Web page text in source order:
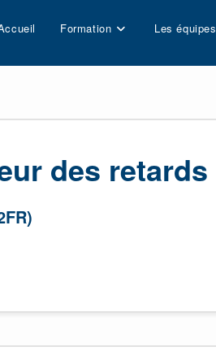
Formation Les équipes
des retards